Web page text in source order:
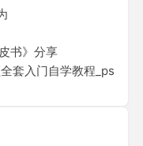
书》分享
套入门自学教程_ps